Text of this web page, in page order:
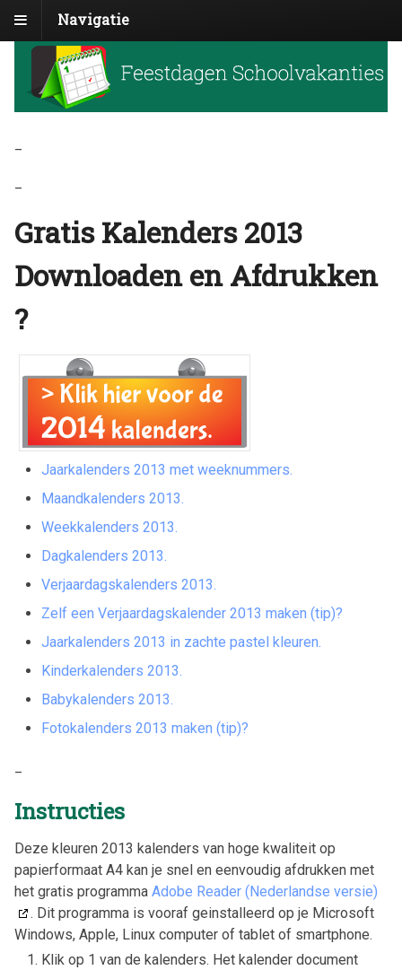
Navigatie
Gratis Kalenders 2013
Downloaden en Afdrukken
?
Jaarkalenders 2013 met weeknummers.
Maandkalenders 2013.
Weekkalenders 2013.
Dagkalenders 2013.
Verjaardagskalenders 2013.
Zelf een Verjaardagskalender 2013 maken (tip)?
Jaarkalenders 2013 in zachte pastel kleuren.
Kinderkalenders 2013.
Babykalenders 2013.
Fotokalenders 2013 maken (tip)?
Instructies
Deze kleuren 2013 kalenders van hoge kwaliteit op
papierformaat A4 kan je snel en eenvoudig afdrukken met
het gratis programma Adobe Reader (Nederlandse versie)
. Dit programma is vooraf geinstalleerd op je Microsoft
Windows, Apple, Linux computer of tablet of smartphone.
Klik op 1 van de kalenders. Het kalender document